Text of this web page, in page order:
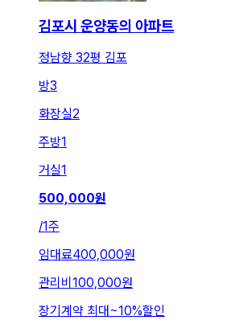
김포시 운양동의 아파트
정남향 32평 김포
방3
화장실2
주방1
거실1
500,000원
/1주
임대료400,000원
관리비 100,000원
장기계약 최대 ~10%할인